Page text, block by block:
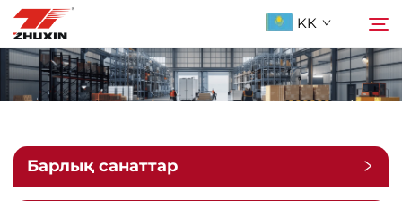
KK
Қолданбалар
Барлық санаттар